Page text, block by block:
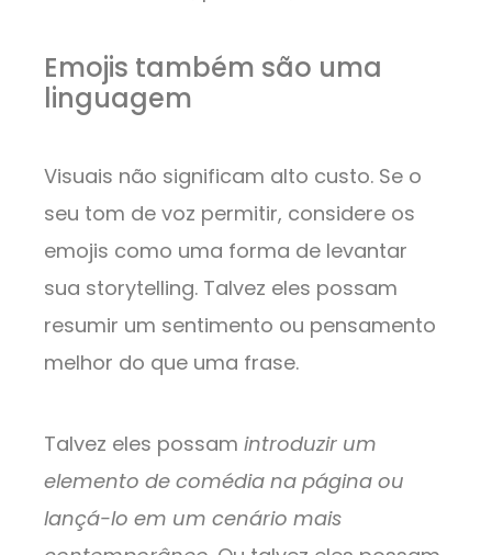
Emojis também são uma
linguagem
Visuais não significam alto custo. Se o
seu tom de voz permitir, considere os
emojis como uma forma de levantar
sua storytelling. Talvez eles possam
resumir um sentimento ou pensamento
melhor do que uma frase.
Talvez eles possam introduzir um
elemento de comédia na página ou
lançá-lo em um cenário mais